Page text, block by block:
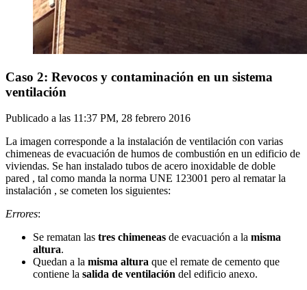
Caso 2: Revocos y contaminación en un sistema
ventilación
Publicado a las 11:37 PM, 28 febrero 2016
La imagen corresponde a la instalación de ventilación con varias
chimeneas de evacuación de humos de combustión en un edificio de
viviendas. Se han instalado tubos de acero inoxidable de doble
pared , tal como manda la norma UNE 123001 pero al rematar la
instalación , se cometen los siguientes:
Errores:
Se rematan las tres chimeneas de evacuación a la misma
altura.
Quedan a la misma altura que el remate de cemento que
contiene la salida de ventilación del edificio anexo.